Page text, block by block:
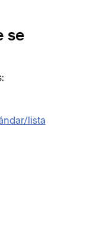
se
lista